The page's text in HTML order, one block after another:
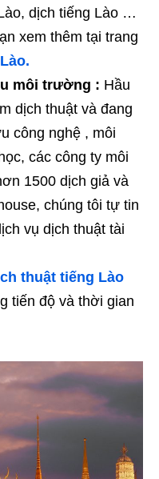
dịch tiếng Lào …
xem thêm tại trang
môi trường : Hầu
dịch thuật và đang
công nghệ , môi
các công ty môi
1500 dịch giả và
chúng tôi tự tin
vụ dịch thuật tài
thuật tiếng Lào
tiến độ và thời gian